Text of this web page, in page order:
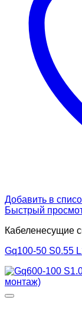
Добавить в
Быстрый
Кабеленесущие
Gq100-50 S0.55